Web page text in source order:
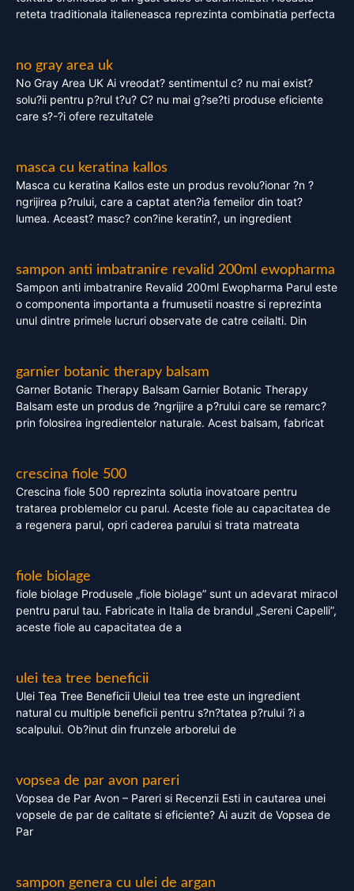
reteta traditionala italieneasca reprezinta combinatia perfecta
no gray area uk
No Gray Area UK Ai vreodat? sentimentul c? nu mai exist?
solu?ii pentru p?rul t?u? C? nu mai g?se?ti produse eficiente
care s?-?i ofere rezultatele
masca cu keratina kallos
Masca cu keratina Kallos este un produs revolu?ionar ?n ?
ngrijirea p?rului, care a captat aten?ia femeilor din toat?
lumea. Aceast? masc? con?ine keratin?, un ingredient
sampon anti imbatranire revalid 200ml ewopharma
Sampon anti imbatranire Revalid 200ml Ewopharma Parul este
o componenta importanta a frumusetii noastre si reprezinta
unul dintre primele lucruri observate de catre ceilalti. Din
garnier botanic therapy balsam
Garner Botanic Therapy Balsam Garnier Botanic Therapy
Balsam este un produs de ?ngrijire a p?rului care se remarc?
prin folosirea ingredientelor naturale. Acest balsam, fabricat
crescina fiole 500
Crescina fiole 500 reprezinta solutia inovatoare pentru
tratarea problemelor cu parul. Aceste fiole au capacitatea de
a regenera parul, opri caderea parului si trata matreata
fiole biolage
fiole biolage Produsele „fiole biolage” sunt un adevarat miracol
pentru parul tau. Fabricate in Italia de brandul „Sereni Capelli”,
aceste fiole au capacitatea de a
ulei tea tree beneficii
Ulei Tea Tree Beneficii Uleiul tea tree este un ingredient
natural cu multiple beneficii pentru s?n?tatea p?rului ?i a
scalpului. Ob?inut din frunzele arborelui de
vopsea de par avon pareri
Vopsea de Par Avon – Pareri si Recenzii Esti in cautarea unei
vopsele de par de calitate si eficiente? Ai auzit de Vopsea de
Par
sampon genera cu ulei de argan